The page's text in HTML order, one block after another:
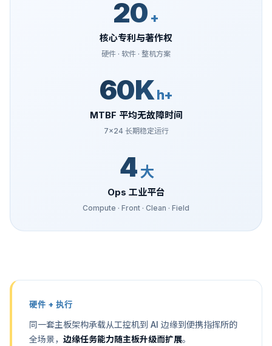
20 +
核心专利与著作权
硬件 · 软件 · 整机方案
60Kh+
MTBF 平均无故障时间
7×24 长期稳定运行
4 大
Ops 工业平台
Compute · Front · Clean · Field
硬件 + 执行
同一套主板架构承载从工控机到 AI 边缘到便携指挥所的
全场景， 边缘任务能力随主板升级而扩展。